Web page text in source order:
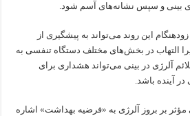
بینی و سپس نشانه‌های آسم شود.
این روند می‌تواند به پیشگیری از
التهاب در بخش‌های مختلف دستگاه تنفسی به
آلرژی در بینی می‌تواند هشداری برای
آینده باشد.
بر بروز آلرژی به «فرضیه بهداشت» اشاره